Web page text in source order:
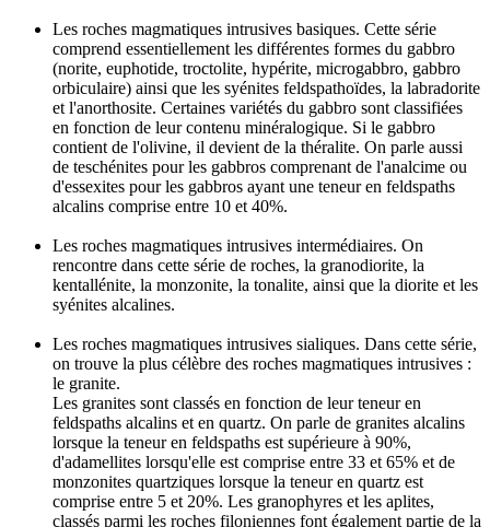
Les roches magmatiques intrusives basiques. Cette série
comprend essentiellement les différentes formes du gabbro
(norite, euphotide, troctolite, hypérite, microgabbro, gabbro
orbiculaire) ainsi que les syénites feldspathoïdes, la labradorite
et l'anorthosite. Certaines variétés du gabbro sont classifiées
en fonction de leur contenu minéralogique. Si le gabbro
contient de l'olivine, il devient de la théralite. On parle aussi
de teschénites pour les gabbros comprenant de l'analcime ou
d'essexites pour les gabbros ayant une teneur en feldspaths
alcalins comprise entre 10 et 40%.
Les roches magmatiques intrusives intermédiaires. On
rencontre dans cette série de roches, la granodiorite, la
kentallénite, la monzonite, la tonalite, ainsi que la diorite et les
syénites alcalines.
Les roches magmatiques intrusives sialiques. Dans cette série,
on trouve la plus célèbre des roches magmatiques intrusives :
le granite.
Les granites sont classés en fonction de leur teneur en
feldspaths alcalins et en quartz. On parle de granites alcalins
lorsque la teneur en feldspaths est supérieure à 90%,
d'adamellites lorsqu'elle est comprise entre 33 et 65% et de
monzonites quartziques lorsque la teneur en quartz est
comprise entre 5 et 20%. Les granophyres et les aplites,
classés parmi les roches filoniennes font également partie de la